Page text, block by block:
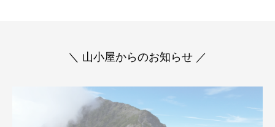
＼ 山小屋からのお知らせ ／